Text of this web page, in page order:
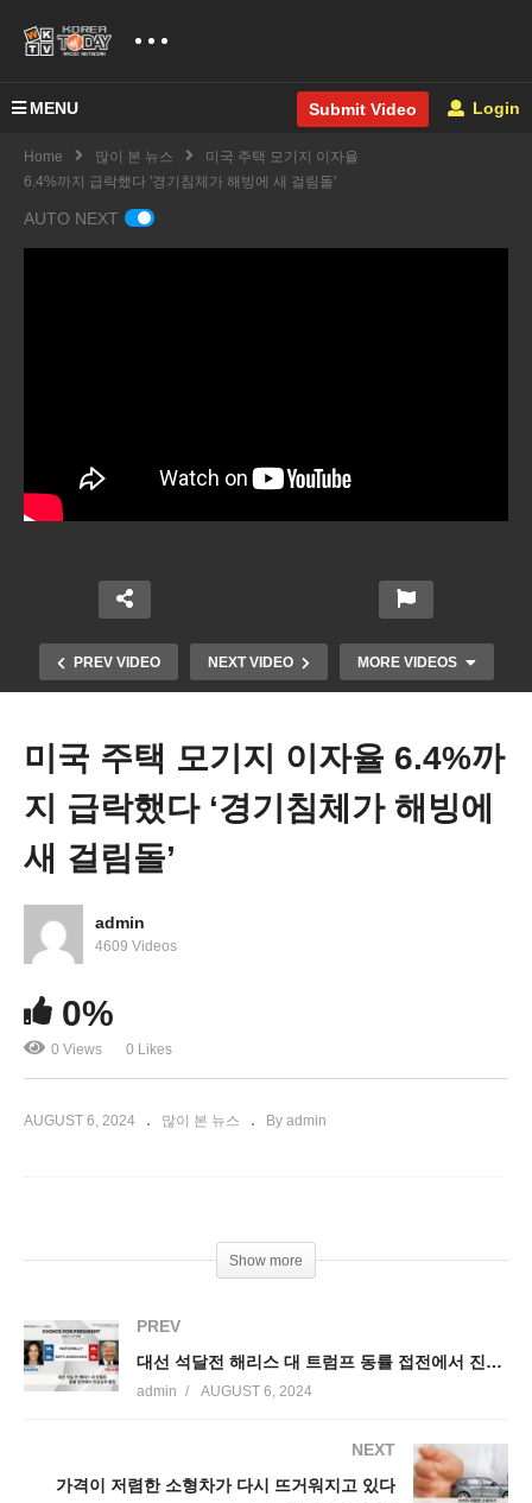
MENU Submit Video Login
Home 많이 본 뉴스
미국 주택 모기지 이자율
6.4%까지 급락했다 '경기침체가 해빙에 새 걸림돌'
AUTO NEXT
PREV VIDEO NEXT VIDEO MORE VIDEOS
트럼프 사회보장 연금에 소득세 면제 공약 ‘기금 고
갈 문제로 실현 불투명’
미국 주택 모기지 이자율 6.4%까
지 급락했다 ‘경기침체가 해빙에
새 걸림돌’
admin
4609 Videos
0%
0 Views 0 Likes
AUGUST 6, 2024 많이 본 뉴스 By admin
Show more
PREV
대선 석달전 해리스 대 트럼프 동률 접전에서 진검승부 돌입
admin AUGUST 6, 2024
NEXT
가격이 저렴한 소형차가 다시 뜨거워지고 있다